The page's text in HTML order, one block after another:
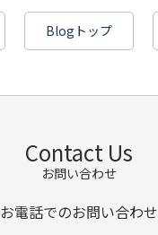
Blogトップ
Contact Us
お問い合わせ
お電話でのお問い合わせ